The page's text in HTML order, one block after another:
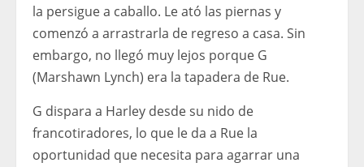
la persigue a caballo. Le ató las piernas y
comenzó a arrastrarla de regreso a casa. Sin
embargo, no llegó muy lejos porque G
(Marshawn Lynch) era la tapadera de Rue.
G dispara a Harley desde su nido de
francotiradores, lo que le da a Rue la
oportunidad que necesita para agarrar una